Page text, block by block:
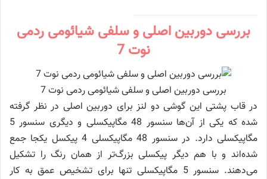
بررسی دوربین اصلی و سلفی شیائومی ردمی
نوت 7
بررسی دوربین اصلی و سلفی شیائومی ردمی نوت 7
در قاب پشتی این گوشی دو لنز برای دوربین اصلی در نظر گرفته
شده که یکی از آن‌ها سنسور 48 مگاپیکسلی و دیگری سنسور 5
مگاپیکسلی دارد. در سنسور 48 مگاپیکسلی 4 پیکسل یکجا جمع
شده‌اند و با هم دیگر پیکسلی بزرگ‌تر از همان رنگ را تشکیل
می‌دهند. سنسور 5 مگاپیکسلی تنها برای تشخیص عمق به کار